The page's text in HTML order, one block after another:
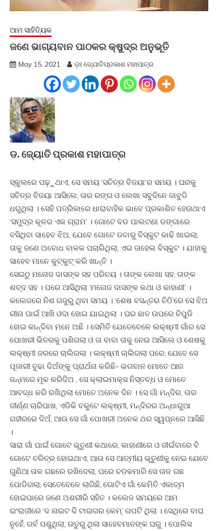
ଆମ ସାହିତ୍ୟିକ
ଜଣେ ଭାଗ୍ୟବାନ ପାଠକର କ୍ଷୁଦ୍ର ଅନୁଭୂତି
May 15, 2021 ଡ଼ଃ ଜ୍ଯୋତିପ୍ରକାଶ ମହାପାତ୍ର
ଡ. ଜ୍ୟୋତି ପ୍ରକାଶ ମହାପାତ୍ର
ସ୍କୁଲରେ ପଢ଼ୁଥାଏ, ସେ ସମୟ ‘ସଚିତ୍ର ବିଜୟା’ର ସମୟ । ଘରକୁ
ସଚିତ୍ର ବିଜୟା ଆସିଲେ, ତାର ରଙ୍ଗ ଓ ଲେଖା ସବୁଦିନେ ଜାବୁଡି
ଧରୁଥିଲା । ସେହି ପତ୍ରିକାରେ ଧାରାବାହିକ ଭାବେ ପ୍ରକାଶିତ ହେଉଥାଏ
‘ସମୁଦ୍ର କୂଳର ଏକ ଗ୍ରାମ’ । ଗୋଟେ ବଡ ପାଲଟଣା ଡଙ୍ଗାରେ
ବସିଥିବା ସାହେବ ଝିଅ, ଯେବେ ଗୋଟେ ଡବାରୁ ବିସ୍କୁଟ କାଢି ଖାଇଲା,
ତାକୁ ଜଣେ ଅବୋଧ ବାଳକ ପଚାରିଥିଲା, ଏଇ ତାହେଲ ବିସ୍କୁଟ । ଯାହାକୁ
ସାହେବ ମାନେ କୁଟ୍‍କୁଟ୍‍ କରି ଖାନ୍ତି ।
ସେଇଠୁ ମନୋଜ ଦାସଙ୍କ ସହ ପରିଚୟ । ତାଙ୍କ ଲେଖା ସହ, ତାଙ୍କ
ଶବ୍ଦ ସହ । ପରେ ଆସିଥିଲା ‘ମନୋଜ ଦାସଙ୍କ କଥା ଓ କାହାଣୀ’ ।
କଲେଜରେ ନିଶ ଗଜୁରୁ ଥିବା ସମୟ । ‘ଶେଷ ବସନ୍ତର ଚିଠି’ରେ ସେ ଝିଅ
ରୀନା ପାଇଁ ଆଖି ଓଦା ହୋଇ ଯାଇଥିଲା । ଘର ଛାତ ଉପରେ ଚିପୁଡି
ହୋଇ କାନ୍ଦିବା ମନେ ଅଛି । ସେମିତି ଯେତେବେଳେ ଲକ୍ଷ୍ମୀ ଗାଁର ସେ
ପୋଖରୀ ଭିତରକୁ ପଶିଗଲା ଓ ତା ବାବା ତାକୁ ନେଇ ଆସିଲେ ଓ ଶେଷକୁ
ଲକ୍ଷ୍ମୀ ଜରରେ ଚାଲିଗଲା । ଲକ୍ଷ୍ମୀ ଚାଲିଗଲା ପରେ, ଯେବେ ସେ
ପୂଜାରୀ ବୁଢା ଦିଅଁଙ୍କୁ ପ୍ରାର୍ଥନା କରିଛି- ଭଗବାନ ମୋତେ ଆର
ଜନ୍ମରେ ମୂକ କରିଦିଅ , ସେ କ୍ଲାଇମାକ୍ସ ନିସ୍ତବ୍ଧ ଓ ମୋତେ
ଆବଦ୍ଧ କରି ରଖିଥିଲା ମୋତେ ଅନେକ ଦିନ । ସେ ଗାଁ ମନ୍ଦିର, ତାର
ଜୀର୍ଣ୍ଣ ଚାରିପାଖ, ଏଡିକି ବକୁଟେ ଲକ୍ଷ୍ମୀ, ମନ୍ଦିରର ଅନ୍ଧାରୁଆ
ଗହୀରରେ ଦିଅଁ, ଆଉ ସେ ଗାଁ ପୋଖରୀ ଅନେକ ଥର ସ୍ୱପ୍ନରେ ଆସିଛି
।
ସାରା ଗାଁ ପାଇଁ ଗୋଟେ ଭୂତୁଣୀ କଥାରେ, କାହାଣୀରେ ଓ ଜୀଇଁବାରେ ବି
ଗୋଟେ ଚରିତ୍ର ହୋଇଥାଏ, ଆଉ ସେ ଆତ୍ମୀୟ ଭୂତୁଣୀକୁ ନେଇ ଯେବେ
ଗୁଣିଆ ତାଳ ଗଛରେ ରଖିଦେଲା, ପରେ ଚଡକମାରି ସେ ତାଳ ଗଛ
ପୋଡିଗଲା, ସେତେବେଳେ ଲାଗିଛି, ଗୋଟିଏ ଗାଁ କେମିତି ଏକାତ୍ମ
ହୋଇପାରେ ଜଣେ ଅଶରୀରି ସହିତ । କଲେଜ ସମୟରେ ଆମ
ଇଂରାଜୀରେ ‘ଦ ନାଇଟ ଦି ଟାଇଗର କେମ୍‍’ ଗପଟି ଥିଲା । ସେଥିରେ ବାଘ
ନୁହେଁ, ଗର୍ବ ପଶୁଥିଲା, ଉତୁରୁ ଥିଲା ସାହେବମାନଙ୍କ ଘରୁ । ପୋଲିସ